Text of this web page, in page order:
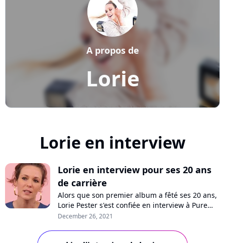
Lorie
A propos de
Lorie en interview
Lorie en interview pour ses 20 ans
de carrière
Alors que son premier album a fêté ses 20 ans,
Lorie Pester s'est confiée en interview à Pure
Charts pour raconter son parcours, de
passant par le succès, ses stratégies, son
December 26, 2021